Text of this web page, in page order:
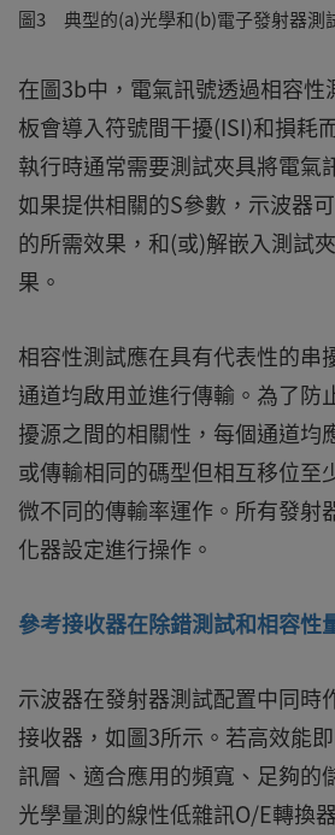
圖3 典型的(a)光學和(b)電子發射器測
在圖3b中，電氣訊號透過相容
板會導入符號間干擾(ISI)和損耗
執行時通常需要測試夾具將電氣
如果提供相關的S參數，示波器
的所需效果，和(或)解嵌入測試
果。
相容性測試應在具有代表性的串
通道均啟用並進行傳輸。為了防
擾源之間的相關性，每個通道均
或傳輸相同的碼型但相互移位至
微不同的傳輸率運作。所有發射
化器設定進行操作。
參考接收器在除錯測試和相容性
示波器在發射器測試配置中同時
接收器，如圖3所示。若高效能
訊層、適合應用的頻寬、足夠的
光學量測的線性低雜訊O/E轉換